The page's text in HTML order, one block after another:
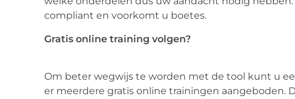
compliant en voorkomt u boetes.
Gratis online training volgen?
Om beter wegwijs te worden met de tool kunt u
er meerdere gratis online trainingen aangeboden.